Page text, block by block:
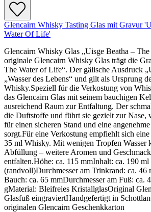
Glencairn Whisky Tasting Glas mit Gravur
Water Of Life'
Glencairn Whisky Glas „Uisge Beatha –
originale Glencairn Whisky Glas trägt die
The Water of Life“. Der gälische Ausdruck
„Wasser des Lebens“ und gilt als Ursprung
Whisky.Speziell für die Verkostung von
das Glencairn Glas mit seinem bauchigen
ausreichend Raum zur Entfaltung. Der
die Duftstoffe und führt sie gezielt zur Nase,
für einen sicheren Stand und eine
sorgt.Für eine Verkostung empfiehlt sich
35 ml Whisky. Mit wenigen Tropfen Wasser
Abfüllung – weitere Aromen und
entfalten.Höhe: ca. 115 mmInhalt: ca. 190 ml
(randvoll)Durchmesser am Trinkrand: ca. 46
Bauch: ca. 65 mmDurchmesser am Fuß: ca.
gMaterial: Bleifreies KristallglasOriginal
Glasfuß eingraviertHandgefertigt in
originalen Glencairn Geschenkkarton